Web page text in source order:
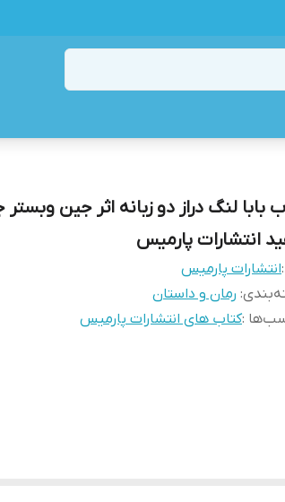
بابا لنگ دراز دو زبانه اثر جین
انتشارات پارمیس
انتشارات پارمیس
: رمان و داستان
:کتاب های انتشارات پارمیس